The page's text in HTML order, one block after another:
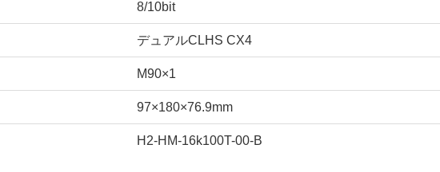
8/10bit
デュアルCLHS CX4
M90×1
97×180×76.9mm
H2-HM-16k100T-00-B